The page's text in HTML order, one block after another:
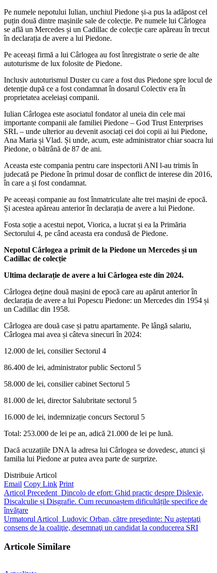
Pe numele nepotului Iulian, unchiul Piedone și-a pus la adăpost cel
puțin două dintre mașinile sale de colecție. Pe numele lui Cârlogea
se află un Mercedes și un Cadillac de colecție care apăreau în trecut
în declarația de avere a lui Piedone.
Pe aceeași firmă a lui Cârlogea au fost înregistrate o serie de alte
autoturisme de lux folosite de Piedone.
Inclusiv autoturismul Duster cu care a fost dus Piedone spre locul de
detenție după ce a fost condamnat în dosarul Colectiv era în
proprietatea aceleiași companii.
Iulian Cârlogea este asociatul fondator al uneia din cele mai
importante companii ale familiei Piedone – God Trust Enterprises
SRL – unde ulterior au devenit asociați cei doi copii ai lui Piedone,
Ana Maria și Vlad. Și unde, acum, este administrator chiar soacra lui
Piedone, o bătrână de 87 de ani.
Aceasta este compania pentru care inspectorii ANI l-au trimis în
judecată pe Piedone în primul dosar de conflict de interese din 2016,
în care a și fost condamnat.
Pe aceeași companie au fost înmatriculate alte trei mașini de epocă.
Și acestea apăreau anterior în declarația de avere a lui Piedone.
Fosta soție a acestui nepot, Viorica, a lucrat și ea la Primăria
Sectorului 4, pe când aceasta era condusă de Piedone.
Nepotul Cârlogea a primit de la Piedone un Mercedes și un
Cadillac de colecție
Ultima declarație de avere a lui Cârlogea este din 2024.
Cârlogea deține două mașini de epocă care au apărut anterior în
declarația de avere a lui Popescu Piedone: un Mercedes din 1954 și
un Cadillac din 1958.
Cârlogea are două case și patru apartamente. Pe lângă salariu,
Cârlogea mai avea și câteva sinecuri în 2024:
12.000 de lei, consilier Sectorul 4
86.400 de lei, administrator public Sectorul 5
58.000 de lei, consilier cabinet Sectorul 5
81.000 de lei, director Salubritate sectorul 5
16.000 de lei, indemnizație concurs Sectorul 5
Total: 253.000 de lei pe an, adică 21.000 de lei pe lună.
Dacă acuzațiile DNA la adresa lui Cârlogea se dovedesc, atunci și
familia lui Piedone ar putea avea parte de surprize.
Distribuie Articol
Email Copy Link Print
Articol Precedent Dincolo de efort: Ghid practic despre Dislexie,
Discalculie și Disgrafie. Cum recunoaștem dificultățile specifice de
învățare
Urmatorul Articol Ludovic Orban, către preşedinte: Nu aşteptaţi
consens de la coaliţie, desemnaţi un candidat la conducerea SRI
Articole Similare